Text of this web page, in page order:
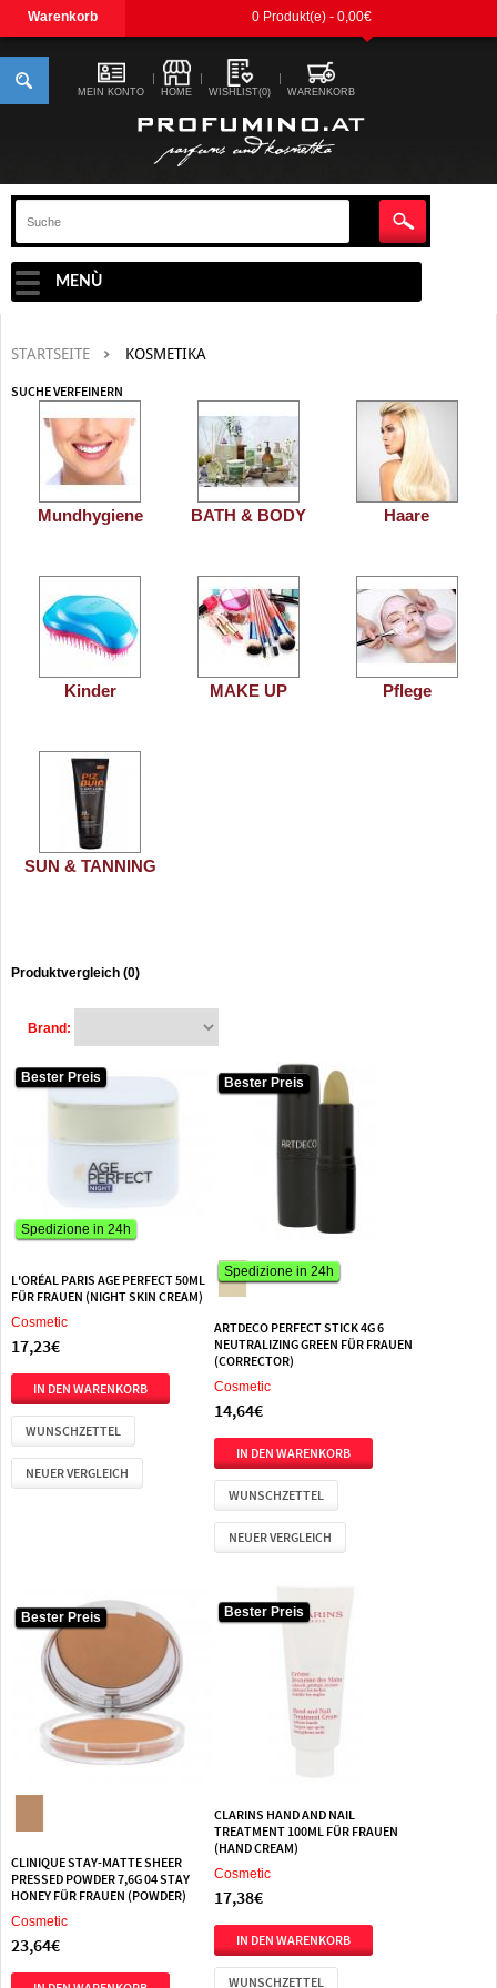
Warenkorb 0 Produkt(e) - 0,00€
MEIN KONTO HOME WISHLIST(0) WARENKORB
MENÙ
STARTSEITE KOSMETIKA
SUCHE VERFEINERN
Mundhygiene BATH & BODY Haare
Kinder MAKE UP Pflege
SUN & TANNING
Produktvergleich (0)
Brand:
Spedizione in 24h
Bester Preis
L'ORÉAL PARIS AGE PERFECT 50ML
FÜR FRAUEN (NIGHT SKIN CREAM)
Cosmetic
17,23€
WUNSCHZETTEL
NEUER VERGLEICH
Spedizione in 24h
Bester Preis
Spedizione in 24h
Bester Preis
ARTDECO PERFECT STICK 4G 6
NEUTRALIZING GREEN FÜR FRAUEN
(CORRECTOR)
Cosmetic
14,64€
WUNSCHZETTEL
NEUER VERGLEICH
Bester Preis
Bester Preis
CLINIQUE STAY-MATTE SHEER
PRESSED POWDER 7,6G 04 STAY
HONEY FÜR FRAUEN (POWDER)
Cosmetic
23,64€
Bester Preis
CLARINS HAND AND NAIL
TREATMENT 100ML FÜR FRAUEN
(HAND CREAM)
Cosmetic
17,38€
WUNSCHZETTEL